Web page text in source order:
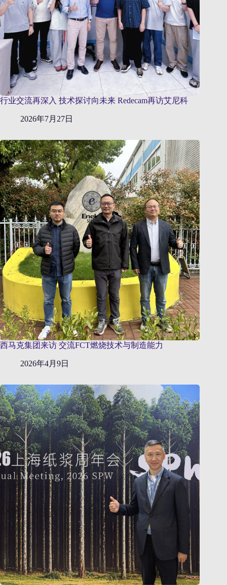
行业交流再深入 技术探讨向未来 Redecam再访艾尼科
2026年7月27日
西马克集团来访 交流FCT燃烧技术与制造能力
2026年4月9日